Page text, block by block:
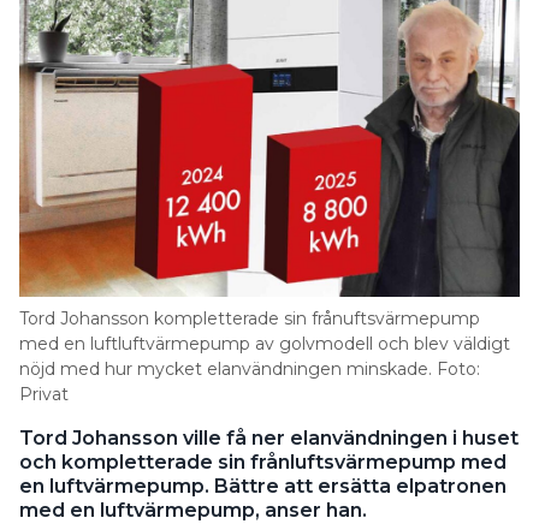
Annonsera
Läs E-tidningen
Om tidningen
Kontakt
Information om GDPR
Search for:
SEARCH
Tord Johansson kompletterade sin frånuftsvärmepump
med en luftluftvärmepump av golvmodell och blev väldigt
nöjd med hur mycket elanvändningen minskade. Foto:
Privat
Tord Johansson ville få ner elanvändningen i huset
och kompletterade sin frånluftsvärmepump med
en luftvärmepump. Bättre att ersätta elpatronen
med en luftvärmepump, anser han.